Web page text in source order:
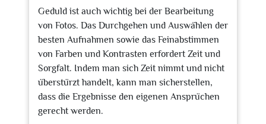
Geduld ist auch wichtig bei der Bearbeitung
von Fotos. Das Durchgehen und Auswählen der
besten Aufnahmen sowie das Feinabstimmen
von Farben und Kontrasten erfordert Zeit und
Sorgfalt. Indem man sich Zeit nimmt und nicht
überstürzt handelt, kann man sicherstellen,
dass die Ergebnisse den eigenen Ansprüchen
gerecht werden.